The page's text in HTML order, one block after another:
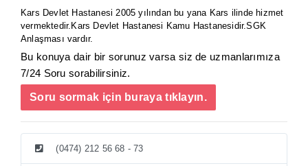
Kars Devlet Hastanesi 2005 yılından bu yana Kars ilinde hizmet
vermektedir.Kars Devlet Hastanesi Kamu Hastanesidir.SGK
Anlaşması vardır.
Bu konuya dair bir sorunuz varsa siz de uzmanlarımıza
7/24 Soru sorabilirsiniz.
Soru sormak için buraya tıklayın.
(0474) 212 56 68 - 73